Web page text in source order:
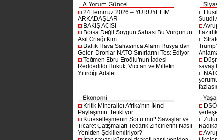
24 Temmuz 2026 – YÜRÜYELİM
ARKADAŞLAR
BAKIŞ AÇISI
Borsa Değil Soygun Sahası Bu Vurgunun
Asıl Ortağı Kim
Baltık Hava Sahasında Alarm Rusya’dan
Gelen Dronlar NATO Sınırlarını Test Ediyor
Teğmen Ebru Eroğlu’nun İadesi
Reddedildi Hukuk, Vicdan ve Milletin
Yitirdiği Adalet
Suudi
savaş
Kritik Mineraller Afrika'nın İkinci
Paylaşımını Tetikliyor
Küreselleşmenin Sonu mu? Savaşlar ve
Ticaret Çatışmaları Tedarik Zincirlerini Nasıl
Yeniden Şekillendiriyor?